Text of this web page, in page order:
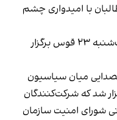
با امیدواری چشم
نشست منطقه‌ای تهران قرار است یک‌شنبه ۲۳ قوس برگزار
میان سیاسیون
۱۸ قوس برگزار شد که شرکت‌کنندگان
شورای امنیت سازمان